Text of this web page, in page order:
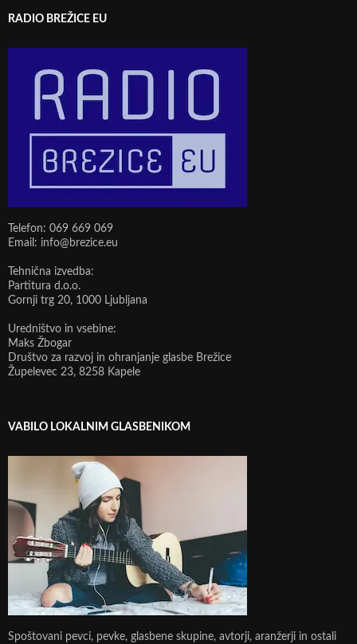
RADIO BREŽICE EU
Telefon: 069 669 069
Email: info@brezice.eu
Tehnična izvedba:
Partitura d.o.o.
Gornji trg 20, 1000 Ljubljana
Uredništvo in vsebine:
Maks Žbogar
Društvo za razvoj in ohranjanje glasbe Brežice
Župelevec 23, 8258 Kapele
VABILO LOKALNIM GLASBENIKOM
Spoštovani pevci, pevke, glasbene skupine, avtorji, aranžerji in ostali